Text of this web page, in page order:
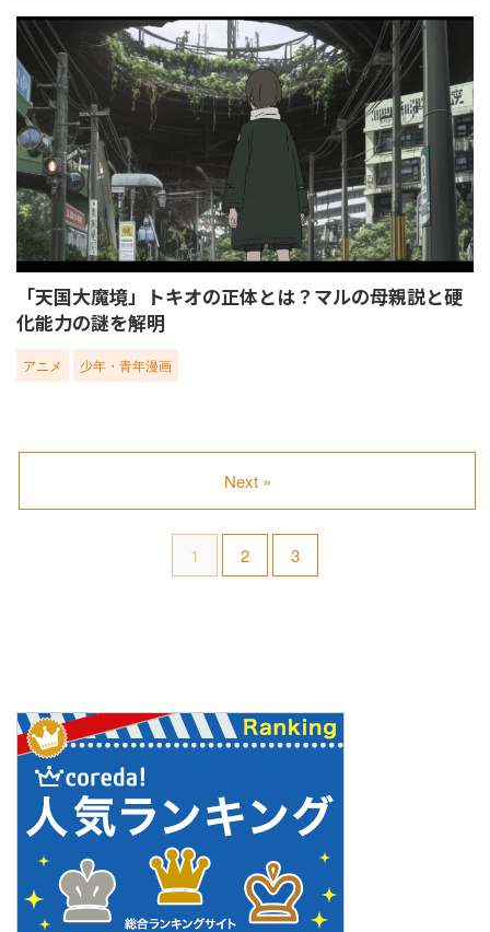
「天国大魔境」トキオの正体とは？マルの母親説と硬
化能力の謎を解明
アニメ 少年・青年漫画
1 2 3
Next »